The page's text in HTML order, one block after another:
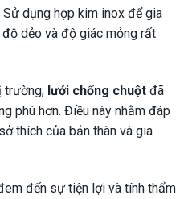
dụng hợp kim inox để gia
dẻo và độ giác mỏng rất
trường, lưới chống chuột đã
phú hơn. Điều này nhằm đáp
thích của bản thân và gia
đến sự tiện lợi và tính thẩm